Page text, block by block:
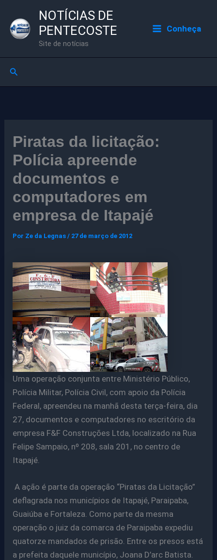
para
NOTÍCIAS DE
PENTECOSTE
Site de notícias
Conheça
Pesquisar
Piratas da licitação:
Polícia apreende
documentos e
computadores em
empresa de Itapajé
Por Ze da Legnas/ 27 de março de 2012
Uma operação conjunta entre Ministério Público,
Polícia Militar, Polícia Civil, com apoio da Polícia
Federal, apreendeu na manhã desta terça-feira, dia
27, documentos e computadores no escritório da
empresa F&F Construções Ltda, localizado na Rua
Felipe Sampaio, nº 208, sala 201, no centro de
Itapajé.
A ação é parte da operação “Piratas da Licitação”
deflagrada nos municípios de Itapajé, Paraipaba,
Guaiúba e Fortaleza. Como parte da mesma
operação o juiz da comarca de Paraipaba expediu
quatorze mandados de prisão. Entre os presos está
a prefeita daquele município, Joana D’arc Batista.